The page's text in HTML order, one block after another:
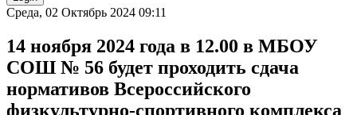
Среда, 02 Октябрь 2024 09:11
14 ноября 2024 года в 12.00 в МБОУ
СОШ № 56 будет проходить сдача
нормативов Всероссийского
физкультурно-спортивного комплекса